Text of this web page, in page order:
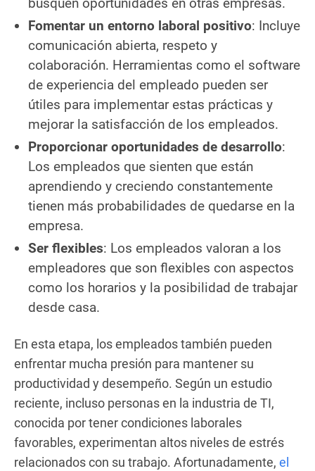
Fomentar un entorno laboral positivo: Incluye
comunicación abierta, respeto y
colaboración. Herramientas como el software
de experiencia del empleado pueden ser
útiles para implementar estas prácticas y
mejorar la satisfacción de los empleados.
Proporcionar oportunidades de desarrollo:
Los empleados que sienten que están
aprendiendo y creciendo constantemente
tienen más probabilidades de quedarse en la
empresa.
Ser flexibles: Los empleados valoran a los
empleadores que son flexibles con aspectos
como los horarios y la posibilidad de trabajar
desde casa.
En esta etapa, los empleados también pueden
enfrentar mucha presión para mantener su
productividad y desempeño. Según un estudio
reciente, incluso personas en la industria de TI,
conocida por tener condiciones laborales
favorables, experimentan altos niveles de estrés
relacionados con su trabajo. Afortunadamente, el